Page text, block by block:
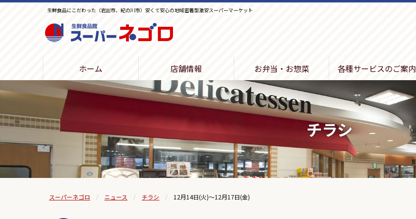
生鮮食品にこだわった（岩出市、紀の川市）安くて安心の地域密着型激安スーパーマーケット
ホーム 店舗情報 お弁当・お惣菜 各種サービスのご案内
チラシ
スーパーネゴロ ニュース チラシ 12月14日(火)～12月17日(金)